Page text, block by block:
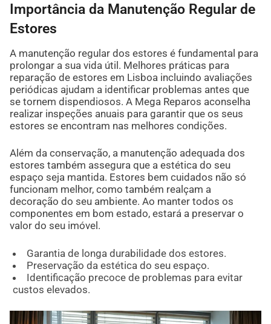
Importância da Manutenção Regular de
Estores
A manutenção regular dos estores é fundamental para
prolongar a sua vida útil. Melhores práticas para
reparação de estores em Lisboa incluindo avaliações
periódicas ajudam a identificar problemas antes que
se tornem dispendiosos. A Mega Reparos aconselha
realizar inspeções anuais para garantir que os seus
estores se encontram nas melhores condições.
Além da conservação, a manutenção adequada dos
estores também assegura que a estética do seu
espaço seja mantida. Estores bem cuidados não só
funcionam melhor, como também realçam a
decoração do seu ambiente. Ao manter todos os
componentes em bom estado, estará a preservar o
valor do seu imóvel.
Garantia de longa durabilidade dos estores.
Preservação da estética do seu espaço.
Identificação precoce de problemas para evitar
custos elevados.